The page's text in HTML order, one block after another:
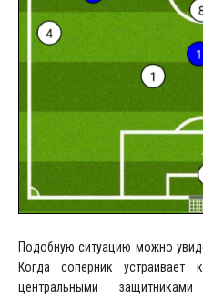
Подобную ситуацию можно
Когда соперник устраивает
центральными